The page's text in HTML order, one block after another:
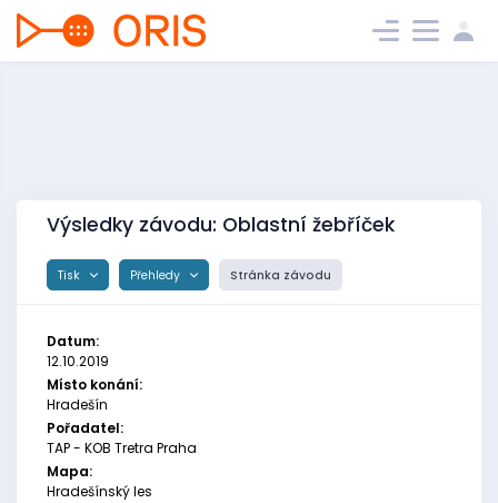
Výsledky závodu: Oblastní žebříček
Tisk Přehledy Stránka závodu
Datum:
12.10.2019
Místo konání:
Hradešín
Pořadatel:
TAP - KOB Tretra Praha
Mapa:
Hradešínský les